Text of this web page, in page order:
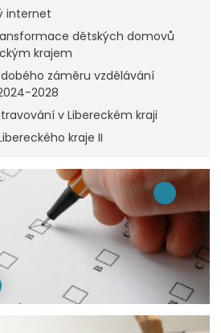
internet
dětských domovů
krajem
záměru vzdělávání
2028
v Libereckém kraji
kraje II